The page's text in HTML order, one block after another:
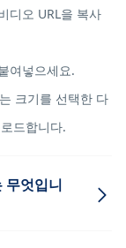
디오 URL을 복사
여넣으세요.
크기를 선택한 다
드합니다.
무엇입니